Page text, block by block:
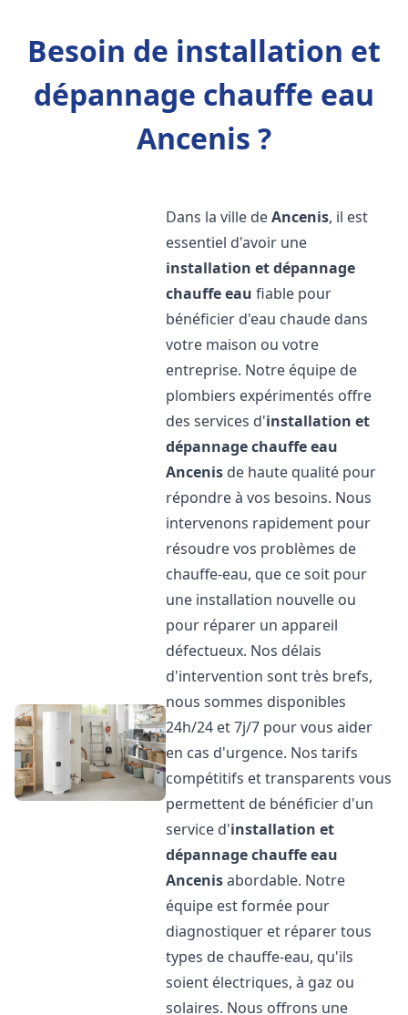
Besoin de installation et
dépannage chauffe eau
Ancenis ?
Dans la ville deAncenis, il est
essentiel d'avoir une
installation et dépannage
chauffe eau fiable pour
bénéficier d'eau chaude dans
votre maison ou votre
entreprise. Notre équipe de
plombiers expérimentés offre
des services d'installation et
dépannage chauffe eau
Ancenis de haute qualité pour
répondre à vos besoins. Nous
intervenons rapidement pour
résoudre vos problèmes de
chauffe-eau, que ce soit pour
une installation nouvelle ou
pour réparer un appareil
défectueux. Nos délais
d'intervention sont très brefs,
nous sommes disponibles
24h/24 et 7j/7 pour vous aider
en cas d'urgence. Nos tarifs
compétitifs et transparents vous
permettent de bénéficier d'un
service d'installation et
dépannage chauffe eau
Ancenisabordable. Notre
équipe est formée pour
diagnostiquer et réparer tous
types de chauffe-eau, qu'ils
soient électriques, à gaz ou
solaires. Nous offrons une